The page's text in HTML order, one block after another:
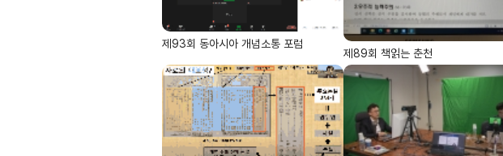
제93회 동아시아 개념소통 포럼
제89회 책읽는 춘천